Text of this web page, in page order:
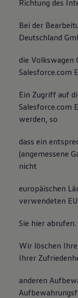
Richtung des
Bei der
Deutschland
die Volkswagen
Salesforce.com
Ein Zugriff auf
Salesforce.com
werden, so
dass ein
(angemessene
nicht
europäischen
verwendeten
Sie hier abrufen.
Wir löschen
Ihrer
anderen